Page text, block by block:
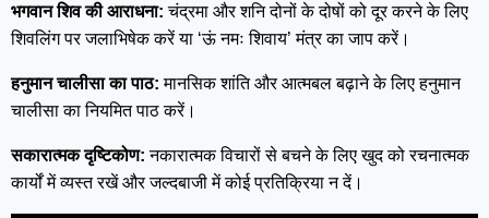
भगवान शिव की आराधना: चंद्रमा और शनि दोनों के दोषों को दूर करने के लिए
शिवलिंग पर जलाभिषेक करें या ‘ऊं नमः शिवाय’ मंत्र का जाप करें।
हनुमान चालीसा का पाठ: मानसिक शांति और आत्मबल बढ़ाने के लिए हनुमान
चालीसा का नियमित पाठ करें।
सकारात्मक दृष्टिकोण: नकारात्मक विचारों से बचने के लिए खुद को रचनात्मक
कार्यों में व्यस्त रखें और जल्दबाजी में कोई प्रतिक्रिया न दें।